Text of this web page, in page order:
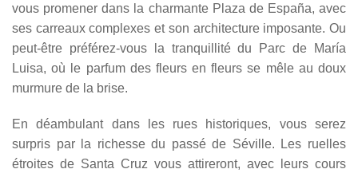
vous promener dans la charmante Plaza de España, avec
ses carreaux complexes et son architecture imposante. Ou
peut-être préférez-vous la tranquillité du Parc de María
Luisa, où le parfum des fleurs en fleurs se mêle au doux
murmure de la brise.
En déambulant dans les rues historiques, vous serez
surpris par la richesse du passé de Séville. Les ruelles
étroites de Santa Cruz vous attireront, avec leurs cours